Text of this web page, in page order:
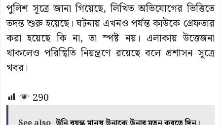
পুলিশ সূত্রে জানা গিয়েছে, লিখিত অভিযোগের ভিত্তিতে
তদন্ত শুরু হয়েছে। ঘটনায় এখনও পর্যন্ত কাউকে গ্রেফতার
করা হয়েছে কি না, তা স্পষ্ট নয়। এলাকায় উত্তেজনা
থাকলেও পরিস্থিতি নিয়ন্ত্রণে রয়েছে বলে প্রশাসন সূত্রে
খবর।
290